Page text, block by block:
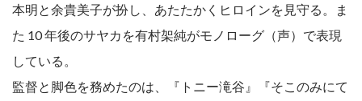
本明と余貴美子が扮し、あたたかくヒロインを見守る。ま
た 10 年後のサヤカを有村架純がモノローグ（声）で表現
している。
監督と脚色を務めたのは、『トニー滝谷』『そこのみにて